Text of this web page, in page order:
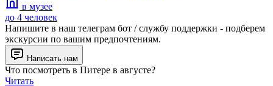
в музее
до 4 человек
Напишите в наш телеграм бот / службу поддержки - подберем
экскурсии по вашим предпочтениям.
Написать нам
Что посмотреть в Питере в августе?
Читать